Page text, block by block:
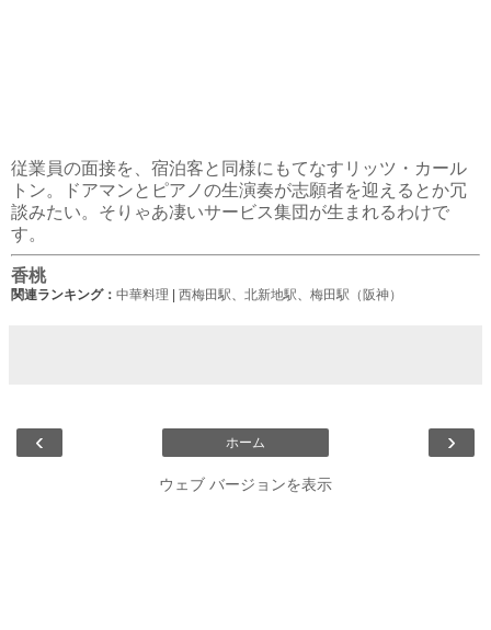
従業員の面接を、宿泊客と同様にもてなすリッツ・カール
トン。ドアマンとピアノの生演奏が志願者を迎えるとか冗
談みたい。そりゃあ凄いサービス集団が生まれるわけで
す。
香桃
関連ランキング： 中華料理 | 西梅田駅 北新地駅 梅田駅（阪神）
‹ ›
ホーム
ウェブ バージョンを表示